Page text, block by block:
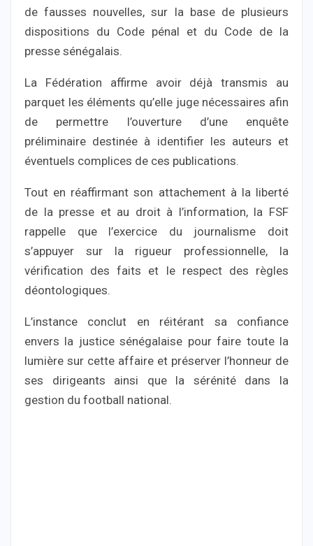
de fausses nouvelles, sur la base de plusieurs
dispositions du Code pénal et du Code de la
presse sénégalais.
La Fédération affirme avoir déjà transmis au
parquet les éléments qu’elle juge nécessaires afin
de permettre l’ouverture d’une enquête
préliminaire destinée à identifier les auteurs et
éventuels complices de ces publications.
Tout en réaffirmant son attachement à la liberté
de la presse et au droit à l’information, la FSF
rappelle que l’exercice du journalisme doit
s’appuyer sur la rigueur professionnelle, la
vérification des faits et le respect des règles
déontologiques.
L’instance conclut en réitérant sa confiance
envers la justice sénégalaise pour faire toute la
lumière sur cette affaire et préserver l’honneur de
ses dirigeants ainsi que la sérénité dans la
gestion du football national.